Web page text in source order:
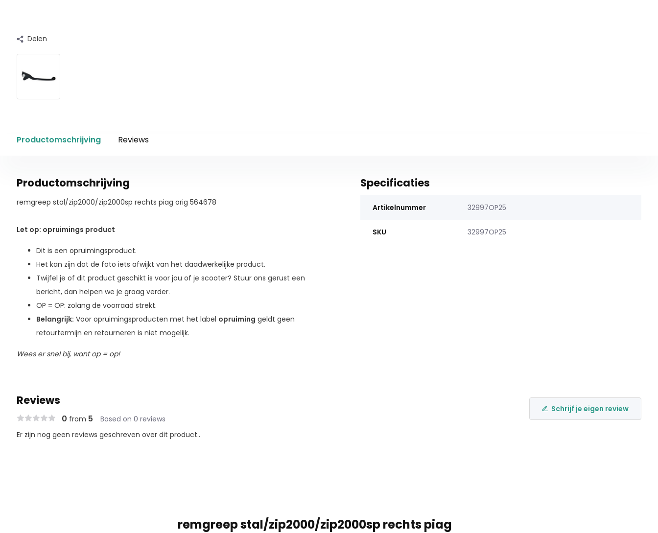
Delen
Productomschrijving Reviews
Productomschrijving
remgreep stal/zip2000/zip2000sp rechts piag orig 564678
Let op: opruimings product
Dit is een opruimingsproduct.
Het kan zijn dat de foto iets afwijkt van het daadwerkelijke product.
Twijfel je of dit product geschikt is voor jou of je scooter? Stuur ons gerust een
bericht, dan helpen we je graag verder.
OP = OP: zolang de voorraad strekt.
Belangrijk: Voor opruimingsproducten met het label opruiming geldt geen
retourtermijn en retourneren is niet mogelijk.
Wees er snel bij, want op = op!
Specificaties
Artikelnummer 32997OP25
SKU 32997OP25
Reviews
0 from 5 Based on 0 reviews
Schrijf je eigen review
Er zijn nog geen reviews geschreven over dit product..
remgreep stal/zip2000/zip2000sp rechts piag